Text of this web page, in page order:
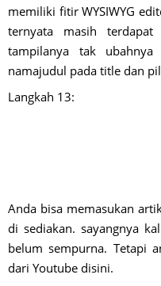
memiliki fitir WYSIWYG
ternyata masih
tampilanya tak ubahnya
namajudul pada title dan
Langkah 13:
Anda bisa memasukan
di sediakan. sayangnya
belum sempurna. Tetapi
dari Youtube disini.